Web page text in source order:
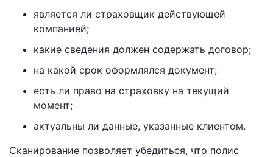
является ли страховщик действующей
компанией;
какие сведения должен содержать договор;
на какой срок оформлялся документ;
есть ли право на страховку на текущий
момент;
актуальны ли данные, указанные клиентом.
Сканирование позволяет убедиться, что полис